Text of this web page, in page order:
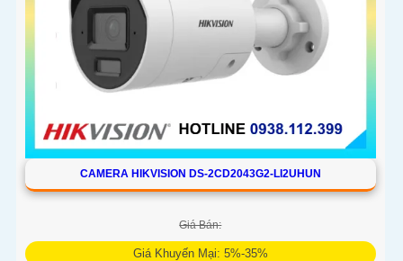
CAMERA HIKVISION DS-2CD2043G2-LI2UHUN
Giá Bán:
Giá Khuyến Mại: 5%-35%